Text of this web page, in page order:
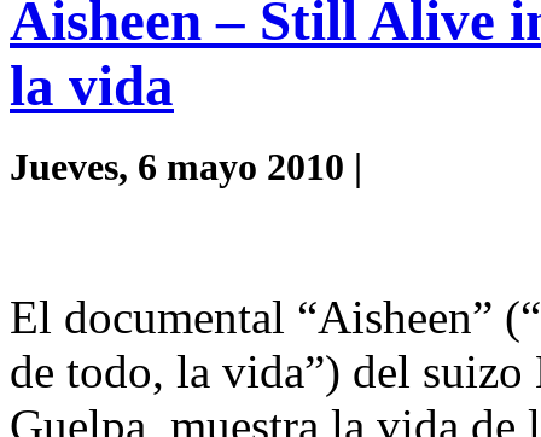
Aisheen – Still Alive
la vida
Jueves, 6 mayo 2010 |
El documental “Aisheen”
de todo, la vida”) del
Guelpa, muestra la vida de